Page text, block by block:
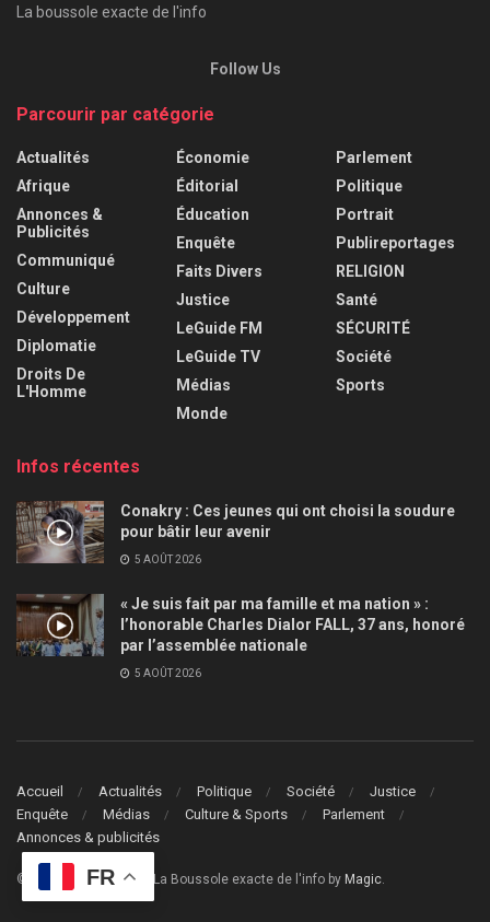
La boussole exacte de l'info
Follow Us
Parcourir par catégorie
Actualités
Afrique
Annonces &
Publicités
Communiqué
Culture
Développement
Diplomatie
Droits De
L'Homme
Économie
Éditorial
Éducation
Enquête
Faits Divers
Justice
LeGuide FM
LeGuide TV
Médias
Monde
Parlement
Politique
Portrait
Publireportages
RELIGION
Santé
SÉCURITÉ
Société
Sports
Infos récentes
Conakry : Ces jeunes qui ont choisi la soudure
pour bâtir leur avenir
5 AOÛT 2026
« Je suis fait par ma famille et ma nation » :
l’honorable Charles Dialor FALL, 37 ans, honoré
par l’assemblée nationale
5 AOÛT 2026
Accueil Actualités Politique Société
Justice
Enquête
Médias Culture & Sports
Parlement
Annonces & publicités
© 2024 Le Guide Info - La Boussole exacte de l'info by Magic
FR